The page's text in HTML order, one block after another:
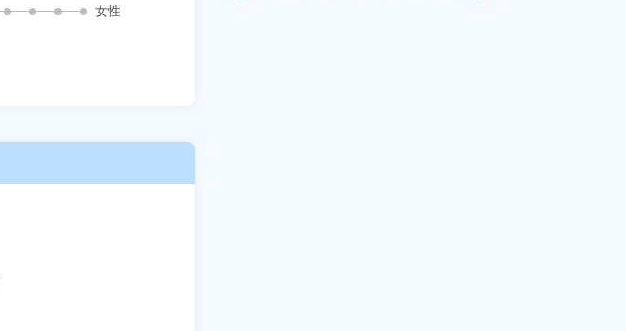
女性